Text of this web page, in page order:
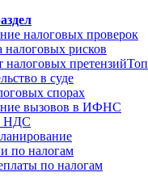
налоговых проверок
налоговых рисков
налоговых претензийТоп
в суде
спорах
вызовов в ИФНС
НДС
по налогам
по налогам